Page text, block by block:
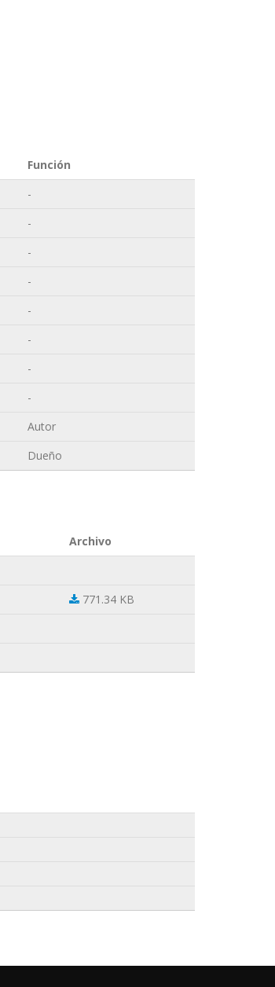
Función
-
-
-
-
-
-
-
-
Autor
Dueño
Archivo
771.34 KB